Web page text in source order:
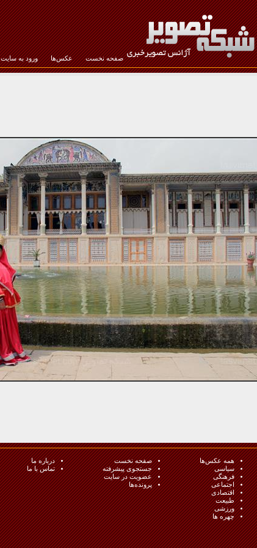
صفحه نخست عکس‌ها ورود به سایت
همه عکس‌ها
سیاسی
فرهنگی
اجتماعی
اقتصادی
طبيعت
ورزشی
چهره ها
صفحه نخست
جستجوی پیشرفته
عضویت در سایت
پرونده‌ها
درباره ما
تماس با ما